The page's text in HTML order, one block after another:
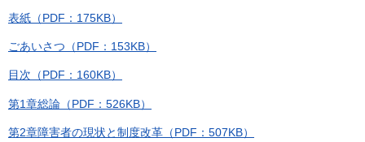
表紙（PDF：175KB）
ごあいさつ（PDF：153KB）
目次（PDF：160KB）
第1章総論（PDF：526KB）
第2章障害者の現状と制度改革（PDF：507KB）